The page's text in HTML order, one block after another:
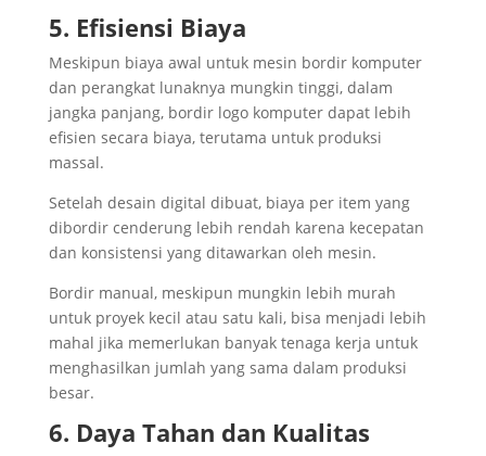
5. Efisiensi Biaya
Meskipun biaya awal untuk mesin bordir komputer
dan perangkat lunaknya mungkin tinggi, dalam
jangka panjang, bordir logo komputer dapat lebih
efisien secara biaya, terutama untuk produksi
massal.
Setelah desain digital dibuat, biaya per item yang
dibordir cenderung lebih rendah karena kecepatan
dan konsistensi yang ditawarkan oleh mesin.
Bordir manual, meskipun mungkin lebih murah
untuk proyek kecil atau satu kali, bisa menjadi lebih
mahal jika memerlukan banyak tenaga kerja untuk
menghasilkan jumlah yang sama dalam produksi
besar.
6. Daya Tahan dan Kualitas